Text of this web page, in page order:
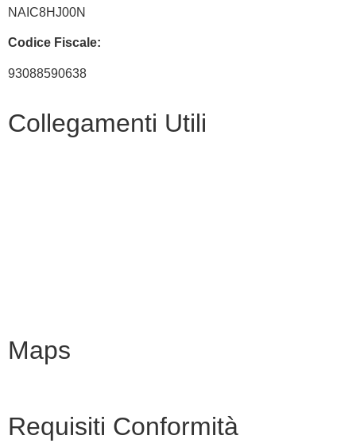
NAIC8HJ00N
Codice Fiscale:
93088590638
Collegamenti Utili
Maps
Requisiti Conformità